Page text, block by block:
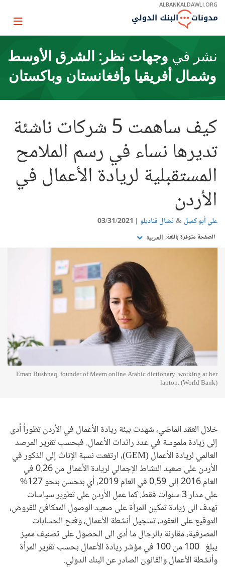
Skip
Main
ALBANKALDAWLI.ORG
Page
نشر في وجهات نظر: الشرق الأوسط
وشمال أفريقيا وأفغانستان وباكستان
كيف ساهمت 5 شركات ناشئة
تديرها نساء في رسم الملامح
المستقبلية لريادة الأعمال في
الأردن
علي أبو كميل نضال قناديلو 03/31/2021
الصفحة متوفرة باللغة: العربية
Eman Bushnaq, founder of Meem online Arabic dictionary, working at her
laptop. (World Bank)
خلال العقد الماضي، شهدت بيئة ريادة الأعمال في الأردن تطوراً أدى
إلى زيادة ملموسة في عدد رائدات الأعمال. فبحسب تقرير المرصد
العالمي لريادة الأعمال (GEM)، ارتفعت نسبة الإناث إلى الذكور في
الأردن على صعيد النشاط الإجمالي لريادة الأعمال من 0.26 في
العام 2016 إلى 0.59 في العام 2019، أي بتحسن بنحو 127%
على مدار 3 سنوات فقط. كما عمل الأردن على تطوير سياسات
تهدف الى زيادة تمكين المرأة على صعيد الوصول المتكافئ للقروض،
التوقيع على العقود، تسجيل أنشطة الأعمال، وفتح الحسابات
المصرفية، مقارنة بالرجال ما أدى الى الحصول على تصنيف مميز
يبلغ 100 من 100 في مؤشر ريادة الأعمال بحسب تقرير المرأة
وأنشطة الأعمال والقانون الصادر عن البنك الدولي.